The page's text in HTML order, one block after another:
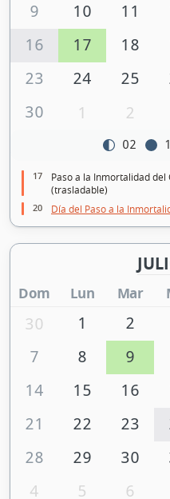
9
10 11
16
17 18
23
24 25
30
1 2
02
17
Paso a la Inmortalidad
(trasladable)
20 Día del Paso a la
Dom Lun Mar
30 1 2
7
8 9
14
15 16
21
22 23
28
29 30
4
5 6